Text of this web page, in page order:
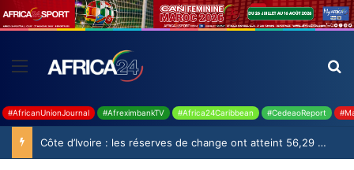
#AfricanUnionJournal #AfreximbankTV #Africa24Caribbean #CedeaoReport
Côte d’Ivoire : les réserves de change ont atteint 56,29 milliards USD en juillet